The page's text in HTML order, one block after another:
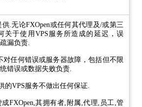
.无论FXOpen或任何其代理及/或第三
关于使用VPS服务所造成的延迟，误
漏负责.
对任何错误或服务器故障，包括但不限
错误或数据失败负责.
的VPS服务不做出任何保证.
FXOpen,其拥有者,附属,代理,员工,管